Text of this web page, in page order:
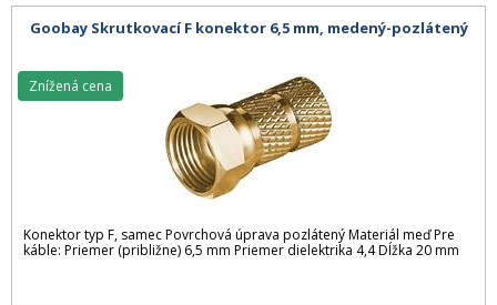
Goobay Skrutkovací F konektor 6,5 mm, medený-pozlátený
Konektor typ F, samec Povrchová úprava pozlátený Materiál meď Pre
káble: Priemer (približne) 6,5 mm Priemer dielektrika 4,4 Dĺžka 20 mm
Znížená cena